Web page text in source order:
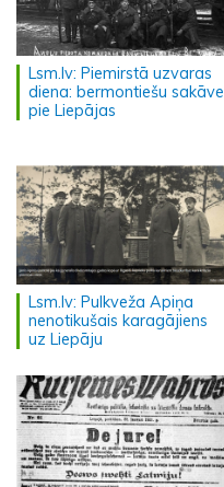
Lsm.lv: Piemirstā uzvaras
diena: bermontiešu sakāve
pie Liepājas
Lsm.lv: Pulkveža Apiņa
nenotikušais karagājiens
uz Liepāju